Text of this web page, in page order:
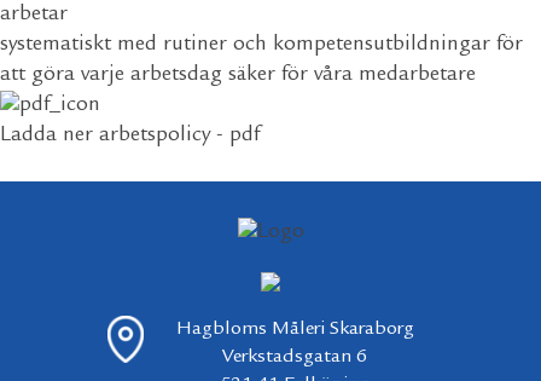
arbetar
systematiskt med rutiner och kompetensutbildningar för
att göra varje arbetsdag säker för våra medarbetare
Ladda ner arbetspolicy - pdf
Hagbloms Måleri Skaraborg
Verkstadsgatan 6